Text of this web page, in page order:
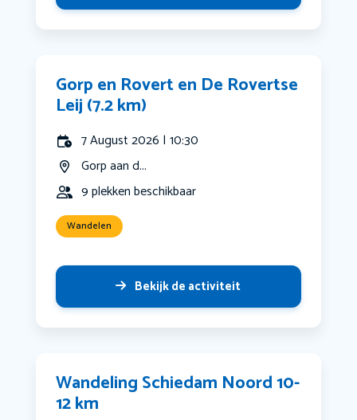
Gorp en Rovert en De Rovertse
Leij (7.2 km)
7 August 2026 | 10:30
Gorp aan d...
9 plekken beschikbaar
Wandelen
Bekijk de activiteit
Wandeling Schiedam Noord 10-
12 km